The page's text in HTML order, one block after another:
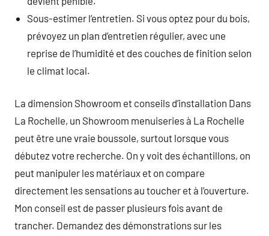
Sous-estimer l’entretien. Si vous optez pour du bois,
prévoyez un plan d’entretien régulier, avec une
reprise de l’humidité et des couches de finition selon
le climat local.
La dimension Showroom et conseils d’installation Dans
La Rochelle, un Showroom menuiseries à La Rochelle
peut être une vraie boussole, surtout lorsque vous
débutez votre recherche. On y voit des échantillons, on
peut manipuler les matériaux et on compare
directement les sensations au toucher et à l’ouverture.
Mon conseil est de passer plusieurs fois avant de
trancher. Demandez des démonstrations sur les